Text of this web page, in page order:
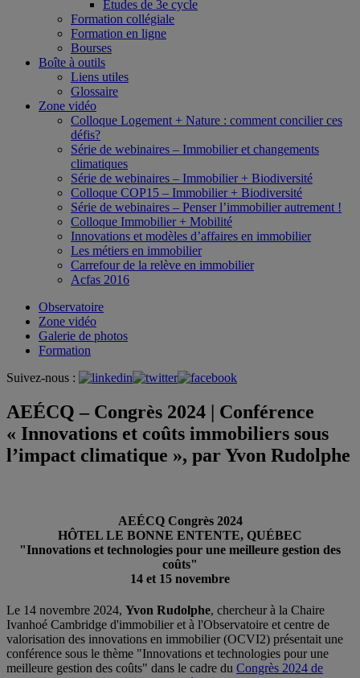
Études de 3e cycle
Formation collégiale
Formation en ligne
Bourses
Boîte à outils
Liens utiles
Glossaire
Zone vidéo
Colloque Logement + Nature : comment concilier ces
défis?
Série de webinaires – Immobilier et changements
climatiques
Série de webinaires – Immobilier + Biodiversité
Colloque COP15 – Immobilier + Biodiversité
Série de webinaires – Penser l’immobilier autrement !
Colloque Immobilier + Mobilité
Innovations et modèles d’affaires en immobilier
Les métiers en immobilier
Carrefour de la relève en immobilier
Acfas 2016
Observatoire
Zone vidéo
Galerie de photos
Formation
Suivez-nous :
AEÉCQ – Congrès 2024 | Conférence
« Innovations et coûts immobiliers sous
l’impact climatique », par Yvon Rudolphe
AEÉCQ Congrès 2024
HÔTEL LE BONNE ENTENTE, QUÉBEC
"Innovations et technologies pour une meilleure gestion des
coûts"
14 et 15 novembre
Le 14 novembre 2024, Yvon Rudolphe, chercheur à la Chaire
Ivanhoé Cambridge d'immobilier et à l'Observatoire et centre de
valorisation des innovations en immobilier (OCVI2) présentait une
conférence sous le thème "Innovations et technologies pour une
meilleure gestion des coûts" dans le cadre du Congrès 2024 de